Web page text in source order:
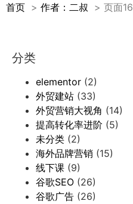
首页 作者：二叔 页面16
分类
elementor (2)
外贸建站 (33)
外贸营销大视角 (14)
提高转化率进阶 (5)
未分类 (2)
海外品牌营销 (15)
线下课 (9)
谷歌SEO (26)
谷歌广告 (26)